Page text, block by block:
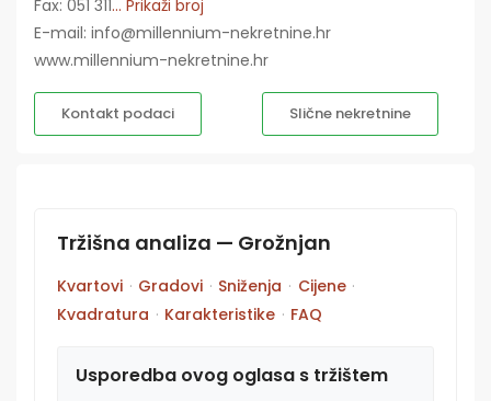
Fax: 051 311... Prikaži broj
E-mail: info@millennium-nekretnine.hr
www.millennium-nekretnine.hr
Kontakt podaci Slične nekretnine
Tržišna analiza — Grožnjan
Kvartovi · Gradovi · Sniženja · Cijene ·
Kvadratura · Karakteristike · FAQ
Usporedba ovog oglasa s tržištem